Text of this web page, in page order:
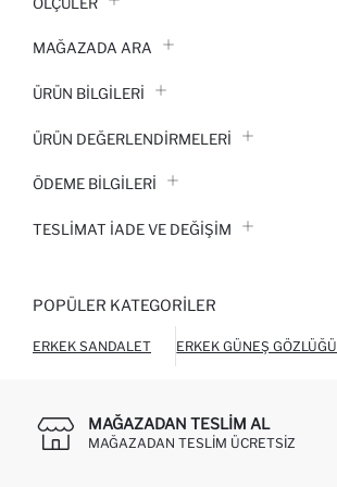
MAĞAZADA ARA
ÜRÜN BILGILERI
ÜRÜN DEĞERLENDİRMELERİ
ÖDEME BİLGİLERİ
TESLIMAT İADE VE DEĞIŞIM
POPÜLER KATEGORILER
ERKEK SANDALET ERKEK GÜNEŞ GÖZLÜĞÜ
MAĞAZADAN TESLIM AL
MAĞAZADAN TESLIM ÜCRETSIZ